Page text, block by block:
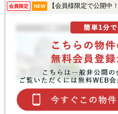
会員限定 NEW 【会員様限定で公開中！